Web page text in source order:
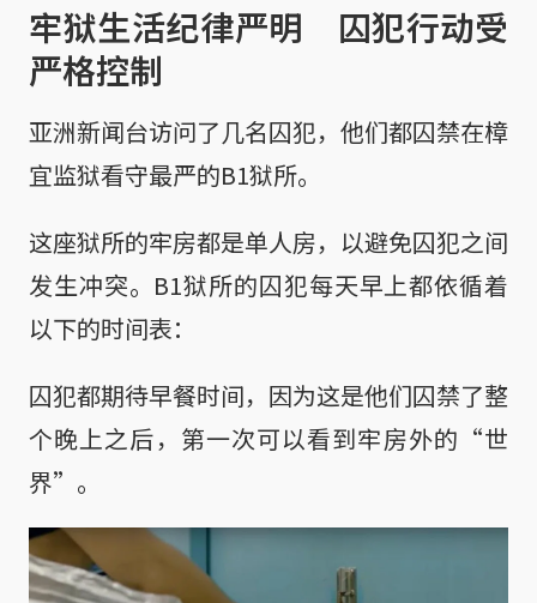
牢狱生活纪律严明 囚犯行动受
严格控制
亚洲新闻台访问了几名囚犯，他们都囚禁在樟
宜监狱看守最严的B1狱所。
这座狱所的牢房都是单人房，以避免囚犯之间
发生冲突。B1狱所的囚犯每天早上都依循着
以下的时间表：
囚犯都期待早餐时间，因为这是他们囚禁了整
个晚上之后，第一次可以看到牢房外的“世
界”。